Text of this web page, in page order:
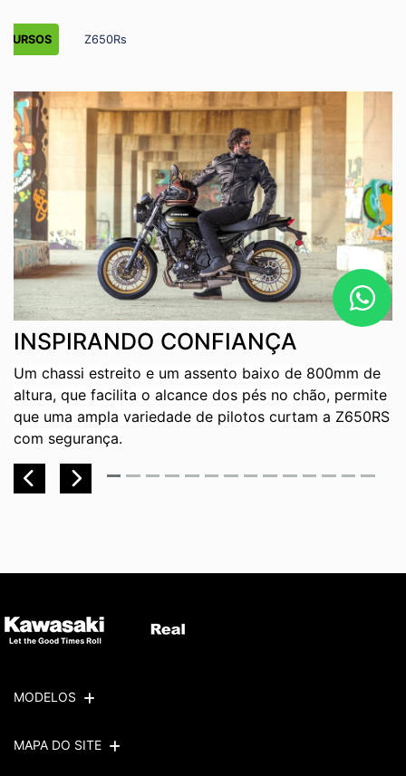
Z650Rs
INSPIRANDO CONFIANÇA
Um chassi estreito e um assento baixo de 800mm de
altura, que facilita o alcance dos pés no chão, permite
que uma ampla variedade de pilotos curtam a Z650RS
com segurança.
Previous Next